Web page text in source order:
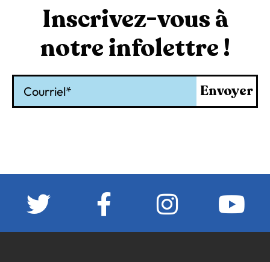
Inscrivez-vous à
notre infolettre !
Envoyer